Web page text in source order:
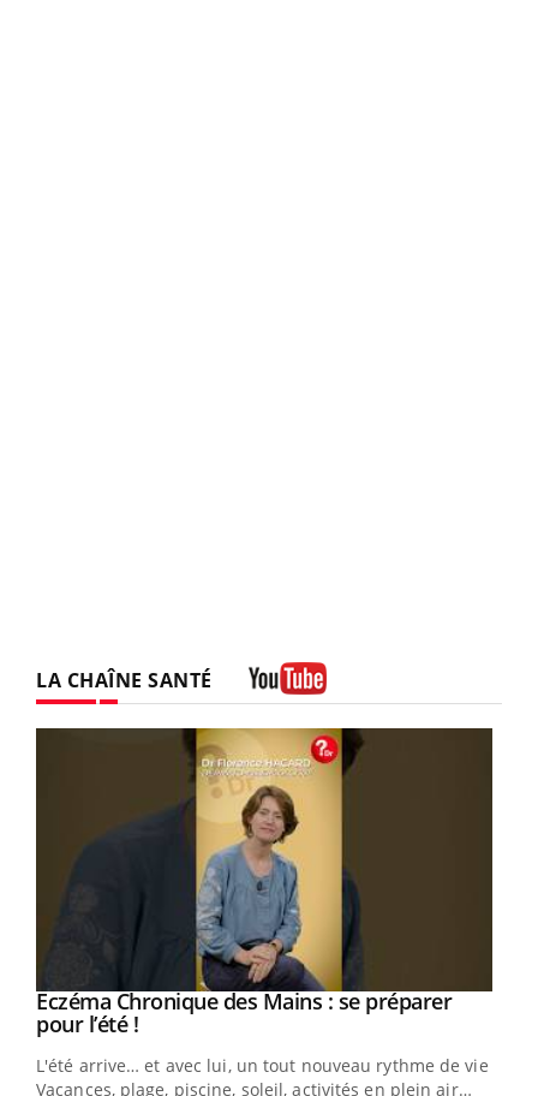
LA CHAÎNE SANTÉ
Youtube
Eczéma Chronique des Mains : se préparer
pour l’été !Youtube
L'été arrive… et avec lui, un tout nouveau rythme de vie !
Vacances, plage, piscine, soleil, activités en plein air…